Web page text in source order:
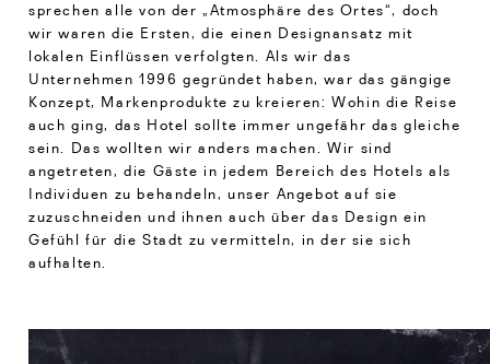
sprechen alle von der „Atmosphäre des Ortes“, doch
wir waren die Ersten, die einen Designansatz mit
lokalen Einflüssen verfolgten. Als wir das
Unternehmen 1996 gegründet haben, war das gängige
Konzept, Markenprodukte zu kreieren: Wohin die Reise
auch ging, das Hotel sollte immer ungefähr das gleiche
sein. Das wollten wir anders machen. Wir sind
angetreten, die Gäste in jedem Bereich des Hotels als
Individuen zu behandeln, unser Angebot auf sie
zuzuschneiden und ihnen auch über das Design ein
Gefühl für die Stadt zu vermitteln, in der sie sich
aufhalten.